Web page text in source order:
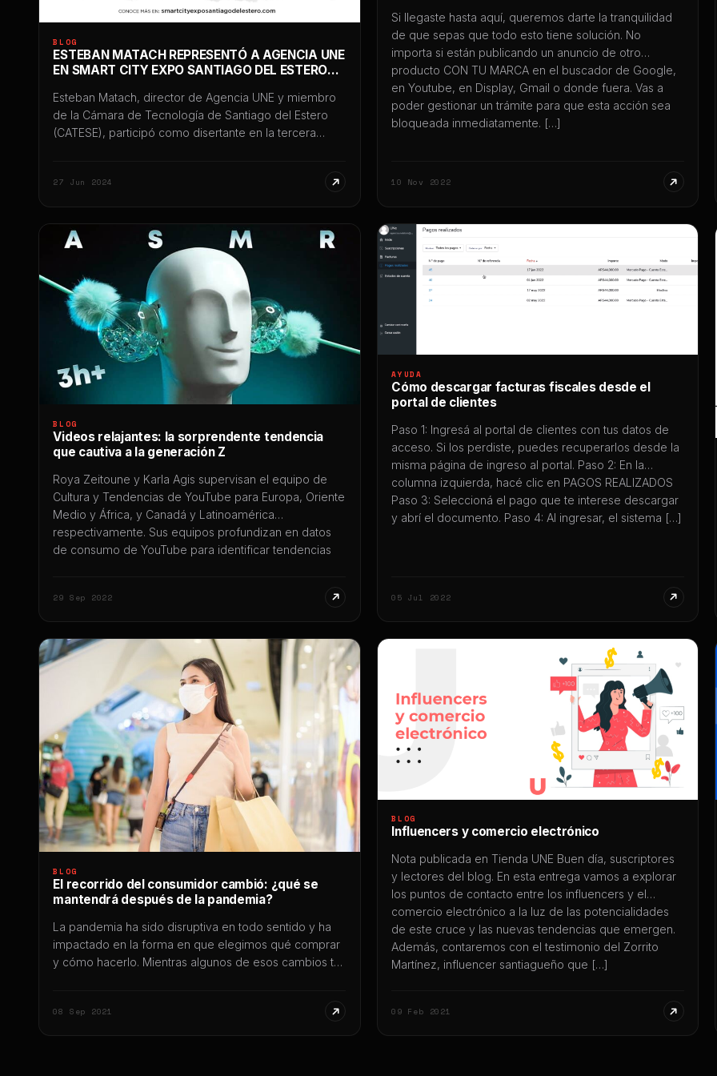
BLOG
ESTEBAN MATACH REPRESENTÓ A AGENCIA UNE
EN SMART CITY EXPO SANTIAGO DEL ESTERO
Esteban Matach, director de Agencia UNE y miembro
de la Cámara de Tecnología de Santiago del Estero
(CATESE), participó como disertante en la tercera
vinculados a innovación, tecnología y transformación
27 Jun 2024
Si llegaste hasta aquí, queremos darte la tranquilidad
de que sepas que todo esto tiene solución. No
importa si están publicando un anuncio de otro
producto CON TU MARCA en el buscador de Google,
en Youtube, en Display, Gmail o donde fuera. Vas a
poder gestionar un trámite para que esta acción sea
bloqueada inmediatamente. […]
10 Nov 2022
BLOG
Videos relajantes: la sorprendente tendencia
que cautiva a la generación Z
Roya Zeitoune y Karla Agis supervisan el equipo de
Cultura y Tendencias de YouTube para Europa, Oriente
Medio y África, y Canadá y Latinoamérica
respectivamente. Sus equipos profundizan en datos
de consumo de YouTube para identificar tendencias
mecanismos para relajarnos: escribimos […]
29 Sep 2022
AYUDA
Cómo descargar facturas fiscales desde el
portal de clientes
Paso 1: Ingresá al portal de clientes con tus datos de
acceso. Si los perdiste, puedes recuperarlos desde la
misma página de ingreso al portal. Paso 2: En la
columna izquierda, hacé clic en PAGOS REALIZADOS
Paso 3: Seleccioná el pago que te interese descargar
y abrí el documento. Paso 4: Al ingresar, el sistema […]
05 Jul 2022
BLOG
El recorrido del consumidor cambió: ¿qué se
mantendrá después de la pandemia?
La pandemia ha sido disruptiva en todo sentido y ha
impactado en la forma en que elegimos qué comprar
y cómo hacerlo. Mientras algunos de esos cambios tal
aprovecharlos. Mucho hemos leído y mucho sabemos
08 Sep 2021
BLOG
Influencers y comercio electrónico
Nota publicada en Tienda UNE Buen día, suscriptores
y lectores del blog. En esta entrega vamos a explorar
los puntos de contacto entre los influencers y el
comercio electrónico a la luz de las potencialidades
de este cruce y las nuevas tendencias que emergen.
Además, contaremos con el testimonio del Zorrito
Martínez, influencer santiagueño que […]
09 Feb 2021